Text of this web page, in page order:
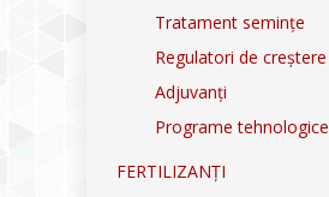
Tratament semințe
Regulatori de creștere
Adjuvanți
Programe tehnologice
FERTILIZANȚI